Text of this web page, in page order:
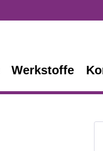
Werkstoffe